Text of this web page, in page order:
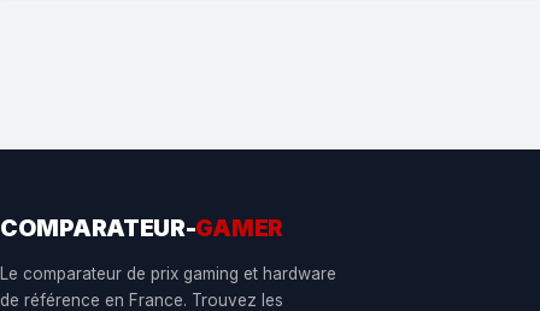
COMPARATEUR-GAMER
Le comparateur de prix gaming et hardware
de référence en France. Trouvez les